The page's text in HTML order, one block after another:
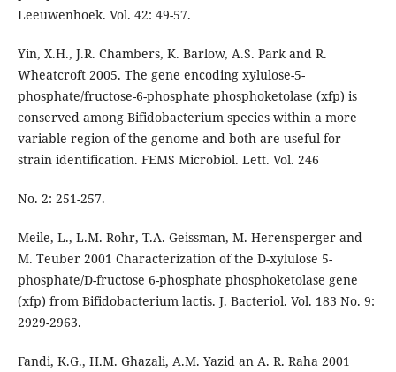
Leeuwenhoek. Vol. 42: 49-57.
Yin, X.H., J.R. Chambers, K. Barlow, A.S. Park and R.
Wheatcroft 2005. The gene encoding xylulose-5-
phosphate/fructose-6-phosphate phosphoketolase (xfp) is
conserved among Bifidobacterium species within a more
variable region of the genome and both are useful for
strain identification. FEMS Microbiol. Lett. Vol. 246
No. 2: 251-257.
Meile, L., L.M. Rohr, T.A. Geissman, M. Herensperger and
M. Teuber 2001 Characterization of the D-xylulose 5-
phosphate/D-fructose 6-phosphate phosphoketolase gene
(xfp) from Bifidobacterium lactis. J. Bacteriol. Vol. 183 No. 9:
2929-2963.
Fandi, K.G., H.M. Ghazali, A.M. Yazid an A. R. Raha 2001